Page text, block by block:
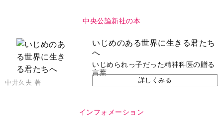
中央公論新社の本
いじめのある世界に生きる君たち
へ
いじめられっ子だった精神科医の贈る
言葉
中井久夫 著 詳しくみる
インフォメーション